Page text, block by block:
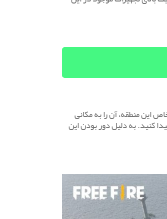
این منطقه، آن را به مکانی
کنید. به دلیل دور بودن این